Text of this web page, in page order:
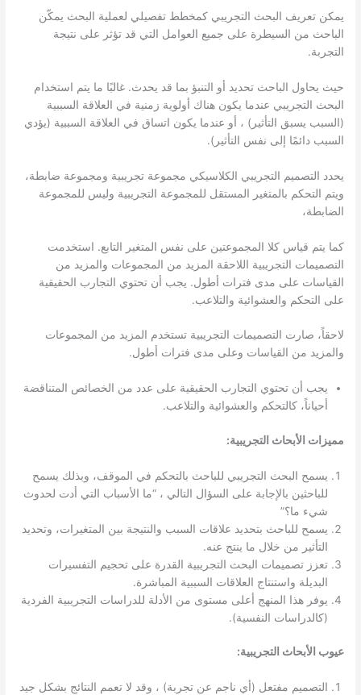
يمكن تعريف البحث التجريبي كمخطط تفصيلي لعملية البحث يمكّن
الباحث من السيطرة على جميع العوامل التي قد تؤثر على نتيجة
التجربة.
حيث يحاول الباحث تحديد أو التنبؤ بما قد يحدث. غالبًا ما يتم استخدام
البحث التجريبي عندما يكون هناك أولوية زمنية في العلاقة السببية
(السبب يسبق التأثير) ، أو عندما يكون اتساق في العلاقة السببية (يؤدي
السبب دائمًا إلى نفس التأثير).
يحدد التصميم التجريبي الكلاسيكي مجموعة تجريبية ومجموعة ضابطة،
ويتم التحكم بالمتغير المستقل للمجموعة التجريبية وليس للمجموعة
الضابطة،
كما يتم قياس كلا المجموعتين على نفس المتغير التابع. استخدمت
التصميمات التجريبية اللاحقة المزيد من المجموعات والمزيد من
القياسات على مدى فترات أطول. يجب أن تحتوي التجارب الحقيقية
على التحكم والعشوائية والتلاعب.
لاحقاً، صارت التصميمات التجريبية تستخدم المزيد من المجموعات
والمزيد من القياسات وعلى مدى فترات أطول.
يجب أن تحتوي التجارب الحقيقية على عدد من الخصائص المتناقضة
أحياناً، كالتحكم والعشوائية والتلاعب.
مميزات الأبحاث التجريبية:
يسمح البحث التجريبي للباحث بالتحكم في الموقف، وبذلك يسمح
للباحثين بالإجابة على السؤال التالي ، “ما الأسباب التي أدت لحدوث
شيء ما؟”
يسمح للباحث بتحديد علاقات السبب والنتيجة بين المتغيرات، وتحديد
التأثير من خلال ما ينتج عنه.
تعزز تصميمات البحث التجريبية القدرة على تحجيم التفسيرات
البديلة واستنتاج العلاقات السببية المباشرة.
يوفر هذا المنهج أعلى مستوى من الأدلة للدراسات التجريبية الفردية
(كالدراسات النفسية).
عيوب الأبحاث التجريبية:
التصميم مفتعل (أي ناجم عن تجربة) ، وقد لا تعمم النتائج بشكل جيد